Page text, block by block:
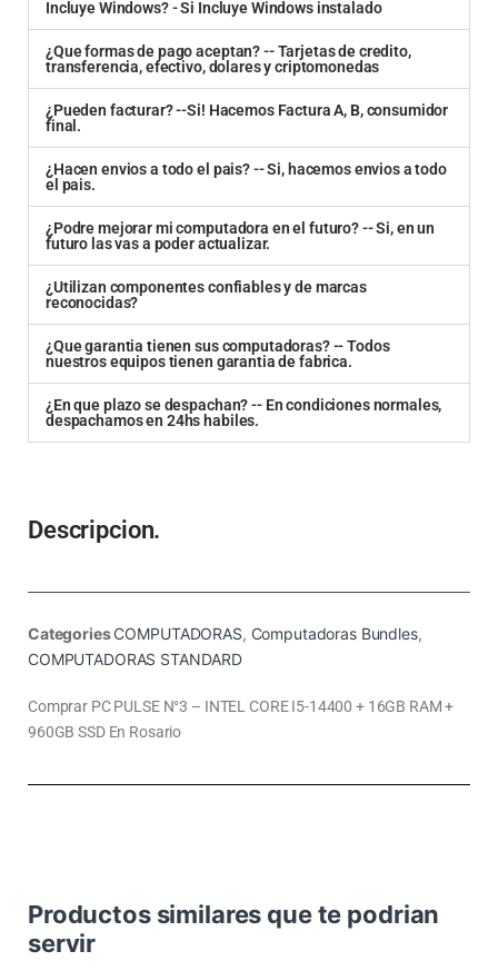
Incluye Windows? - Si Incluye Windows instalado
¿Que formas de pago aceptan? -- Tarjetas de credito,
transferencia, efectivo, dolares y criptomonedas
¿Pueden facturar? --Si! Hacemos Factura A, B, consumidor
final.
¿Hacen envios a todo el pais? -- Si, hacemos envios a todo
el pais.
¿Podre mejorar mi computadora en el futuro? -- Si, en un
futuro las vas a poder actualizar.
¿Utilizan componentes confiables y de marcas
reconocidas?
¿Que garantia tienen sus computadoras? -- Todos
nuestros equipos tienen garantia de fabrica.
¿En que plazo se despachan? -- En condiciones normales,
despachamos en 24hs habiles.
Descripcion.
CategoriesCOMPUTADORAS, Computadoras Bundles,
COMPUTADORAS STANDARD
Comprar PC PULSE N°3 – INTEL CORE I5-14400 + 16GB RAM +
960GB SSD En Rosario
Productos similares que te podrian
servir